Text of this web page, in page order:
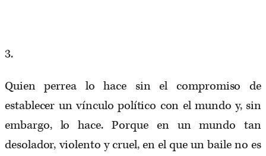
3.
Quien perrea lo hace sin el compromiso de
establecer un vínculo político con el mundo y, sin
embargo, lo hace. Porque en un mundo tan
desolador, violento y cruel, en el que un baile no es